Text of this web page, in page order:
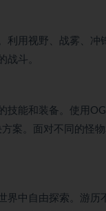
利用视野、战雾、
战斗。
技能和装备。使用
案。面对不同的怪
界中自由探索。游